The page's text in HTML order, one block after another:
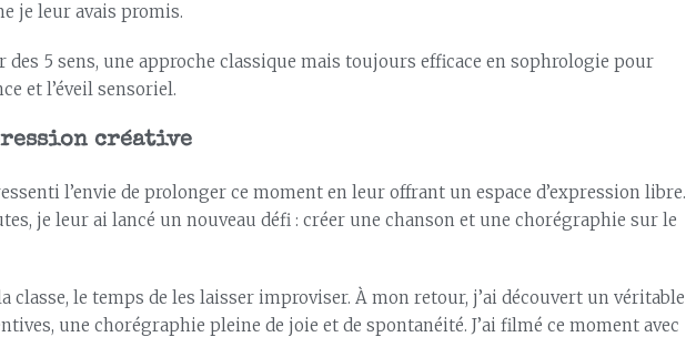
je leur avais promis.
5 sens, une approche classique mais toujours efficace en sophrologie pour
et l’éveil sensoriel.
créative
l’envie de prolonger ce moment en leur offrant un espace d’expression libre.
je leur ai lancé un nouveau défi : créer une chanson et une chorégraphie sur le
classe, le temps de les laisser improviser. À mon retour, j’ai découvert un véritable
une chorégraphie pleine de joie et de spontanéité. J’ai filmé ce moment avec